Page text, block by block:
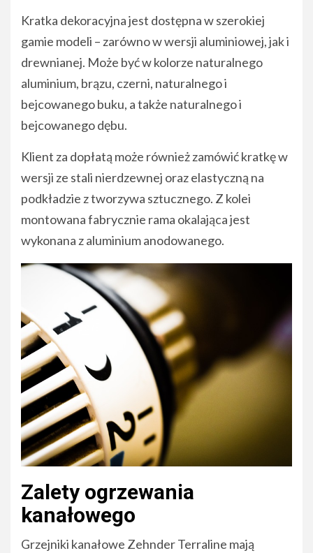
Kratka dekoracyjna jest dostępna w szerokiej
gamie modeli – zarówno w wersji aluminiowej, jak i
drewnianej. Może być w kolorze naturalnego
aluminium, brązu, czerni, naturalnego i
bejcowanego buku, a także naturalnego i
bejcowanego dębu.
Klient za dopłatą może również zamówić kratkę w
wersji ze stali nierdzewnej oraz elastyczną na
podkładzie z tworzywa sztucznego. Z kolei
montowana fabrycznie rama okalająca jest
wykonana z aluminium anodowanego.
Zalety ogrzewania
kanałowego
Grzejniki kanałowe Zehnder Terraline mają